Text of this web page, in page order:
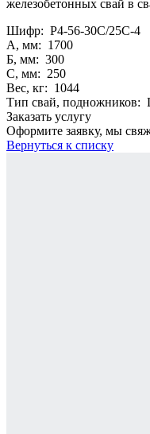
железобетонных свай в
Шифр: Р4-56-30С/25С-4
А, мм: 1700
Б, мм: 300
С, мм: 250
Вес, кг: 1044
Тип свай, подножников:
Заказать услугу
Оформите заявку, мы
Вернуться к списку